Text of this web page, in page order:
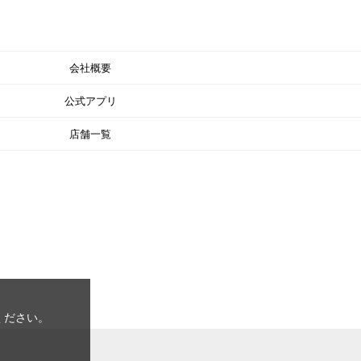
会社概要
公式アプリ
店舗一覧
さい。